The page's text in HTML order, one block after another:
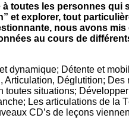
à toutes les personnes qui
et explorer, tout
nous avons
au cours de
dynamique; Détente et
Articulation, Déglutition;
toutes situations;
Les articulations de la
CD’s de leçons